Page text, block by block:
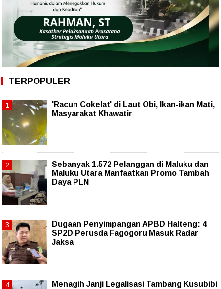
TERPOPULER
'Racun Cokelat' di Laut Obi, Ikan-ikan Mati,
Masyarakat Khawatir
Sebanyak 1.572 Pelanggan di Maluku dan
Maluku Utara Manfaatkan Promo Tambah
Daya PLN
Dugaan Penyimpangan APBD Halteng: 4
SP2D Perusda Fagogoru Masuk Radar
Jaksa
Menagih Janji Legalisasi Tambang Kusubibi